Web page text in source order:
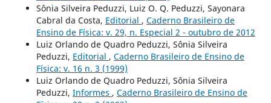
Sônia Silveira Peduzzi, Luiz O. Q. Peduzzi, Sayonara
Cabral da Costa, Editorial , Caderno Brasileiro de
Ensino de Física: v. 29, n. Especial 2 - outubro de 2012
Luiz Orlando de Quadro Peduzzi, Sônia Silveira
Peduzzi, Editorial , Caderno Brasileiro de Ensino de
Física: v. 16 n. 3 (1999)
Luiz Orlando de Quadro Peduzzi, Sônia Silveira
Peduzzi, Informes , Caderno Brasileiro de Ensino de